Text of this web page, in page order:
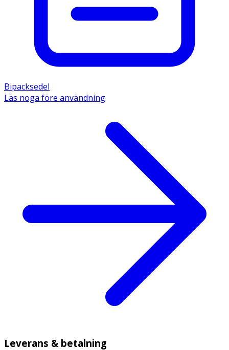
Bipacksedel
Läs noga före användning
Leverans & betalning